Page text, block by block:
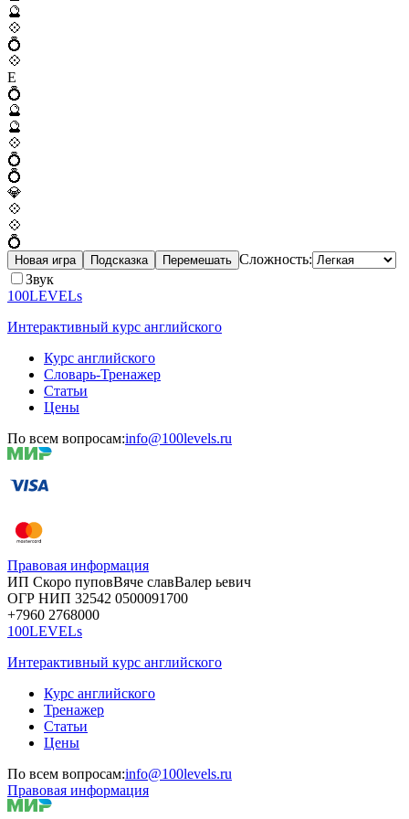
🔮
💠
💍
💠
E
💍
🔮
🔮
💠
💍
💍
💎
💠
💠
💍
Новая игра Подсказка Перемешать Сложность:
Звук
100LEVELs
Интерактивный курс английского
Курс английского
Словарь-Тренажер
Статьи
Цены
По всем вопросам:info@100levels.ru
Правовая информация
ИП Скоро пуповВяче славВалер ьевич
ОГР НИП 32542 0500091700
+7960 2768000
100LEVELs
Интерактивный курс английского
Курс английского
Тренажер
Статьи
Цены
По всем вопросам:info@100levels.ru
Правовая информация